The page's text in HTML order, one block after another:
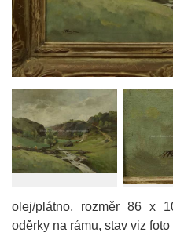
olej/plátno, rozměr 86 x
oděrky na rámu, stav viz foto